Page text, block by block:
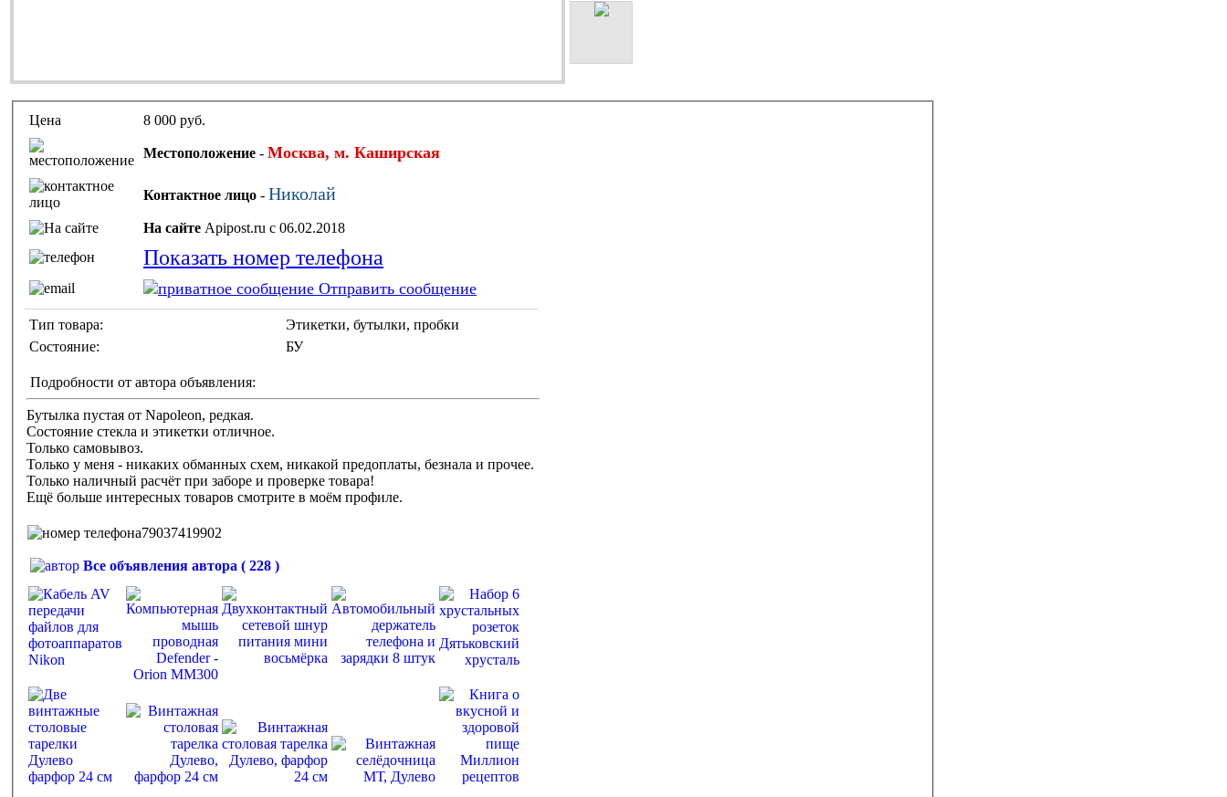
Цена 8 000 руб.
Местоположение - Москва, м. Каширская
Контактное лицо - Николай
На сайте Apipost.ru с 06.02.2018
Показать номер телефона
Отправить сообщение
Тип товара:
Этикетки, бутылки, пробки
Состояние:
БУ
Подробности от автора объявления:
Бутылка пустая от Napoleon, редкая.
Состояние стекла и этикетки отличное.
Только самовывоз.
Только у меня - никаких обманных схем, никакой предоплаты, безнала и прочее.
Только наличный расчёт при заборе и проверке товара!
Ещё больше интересных товаров смотрите в моём профиле.
79037419902
Все объявления автора ( 228 )